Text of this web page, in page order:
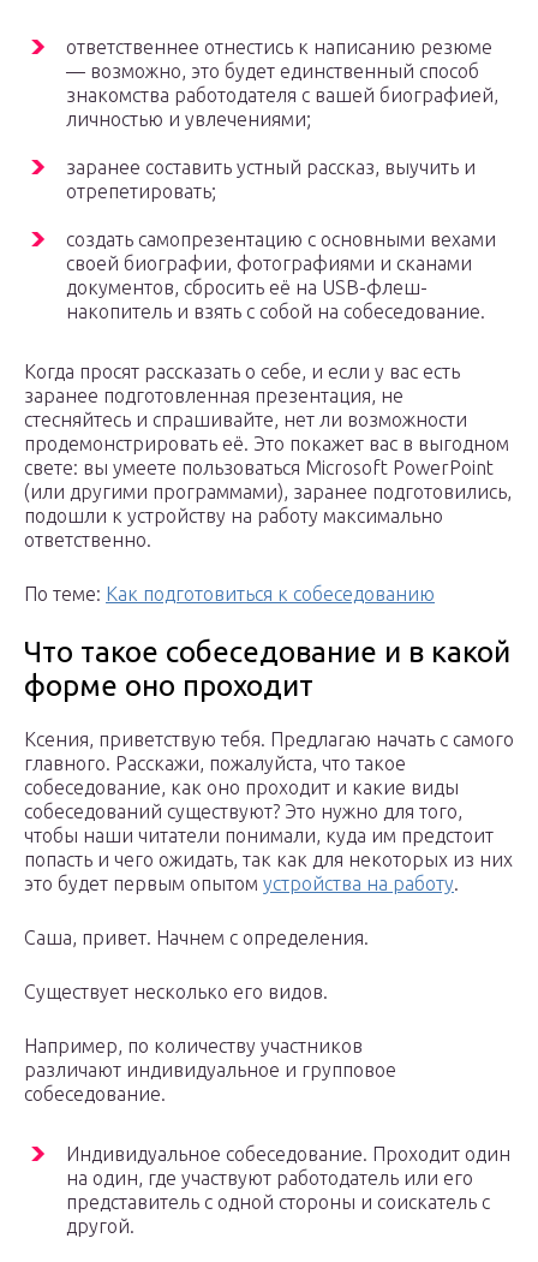
ответственнее отнестись к написанию резюме
— возможно, это будет единственный способ
знакомства работодателя с вашей биографией,
личностью и увлечениями;
заранее составить устный рассказ, выучить и
отрепетировать;
создать самопрезентацию с основными вехами
своей биографии, фотографиями и сканами
документов, сбросить её на USB-флеш-
накопитель и взять с собой на собеседование.
Когда просят рассказать о себе, и если у вас есть
заранее подготовленная презентация, не
стесняйтесь и спрашивайте, нет ли возможности
продемонстрировать её. Это покажет вас в выгодном
свете: вы умеете пользоваться Microsoft PowerPoint
(или другими программами), заранее подготовились,
подошли к устройству на работу максимально
ответственно.
По теме: Как подготовиться к собеседованию
Что такое собеседование и в какой
форме оно проходит
Ксения, приветствую тебя. Предлагаю начать с самого
главного. Расскажи, пожалуйста, что такое
собеседование, как оно проходит и какие виды
собеседований существуют? Это нужно для того,
чтобы наши читатели понимали, куда им предстоит
попасть и чего ожидать, так как для некоторых из них
это будет первым опытом устройства на работу.
Саша, привет. Начнем с определения.
Существует несколько его видов.
Например, по количеству участников
различают индивидуальное и групповое
собеседование.
Индивидуальное собеседование. Проходит один
на один, где участвуют работодатель или его
представитель с одной стороны и соискатель с
другой.